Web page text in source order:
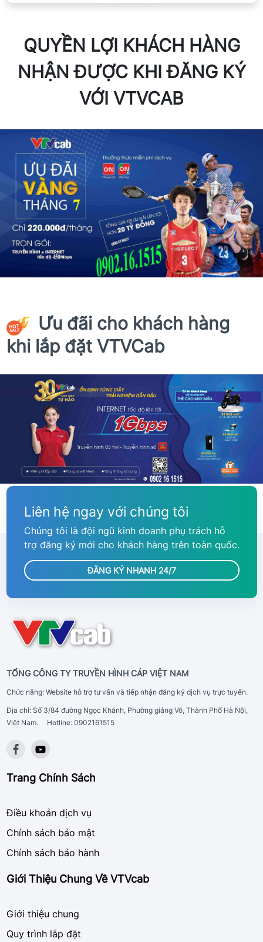
QUYỀN LỢI KHÁCH HÀNG
NHẬN ĐƯỢC KHI ĐĂNG KÝ
VỚI VTVCAB
Ưu đãi cho khách hàng
khi lắp đặt VTVCab
Liên hệ ngay với chúng tôi
Chúng tôi là đội ngũ kinh doanh phụ trách hỗ
trợ đăng ký mới cho khách hàng trên toàn quốc.
ĐĂNG KÝ NHANH 24/7
TỔNG CÔNG TY TRUYỀN HÌNH CÁP VIỆT NAM
Chức năng: Website hỗ trợ tư vấn và tiếp nhận đăng ký dịch vụ trực tuyến.
Địa chỉ: Số 3/84 đường Ngọc Khánh, Phường giảng Võ, Thành Phố Hà Nội,
Việt Nam.
Hotline: 0902161515
Trang Chính Sách
Điều khoản dịch vụ
Chính sách bảo mật
Chính sách bảo hành
Giới Thiệu Chung Về VTVcab
Giới thiệu chung
Quy trình lắp đặt